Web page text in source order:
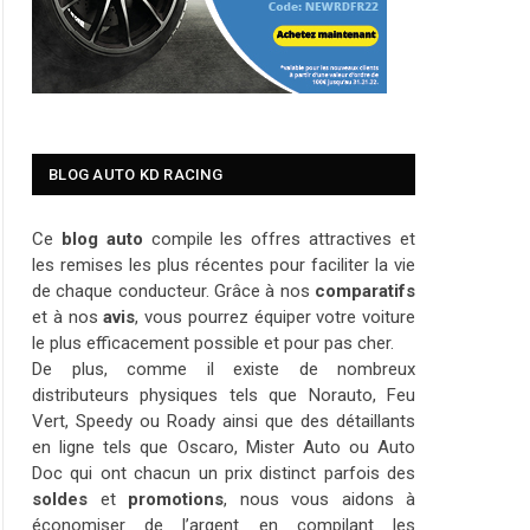
BLOG AUTO KD RACING
Ce blog auto compile les offres attractives et
les remises les plus récentes pour faciliter la vie
de chaque conducteur. Grâce à nos comparatifs
et à nosavis, vous pourrez équiper votre voiture
le plus efficacement possible et pour pas cher.
De plus, comme il existe de nombreux
distributeurs physiques tels que Norauto, Feu
Vert, Speedy ou Roady ainsi que des détaillants
en ligne tels que Oscaro, Mister Auto ou Auto
Doc qui ont chacun un prix distinct parfois des
soldes et promotions, nous vous aidons à
économiser de l’argent en compilant les